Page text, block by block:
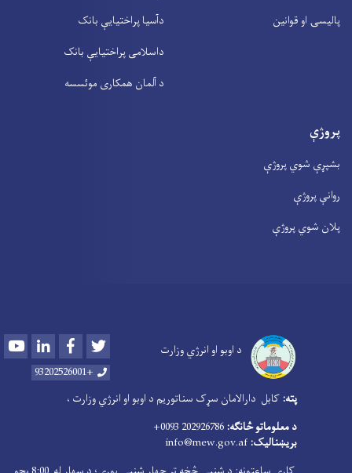
پالیسۍ او قوانین
دآسیا پراختیايې بانک
داسلامی پراختیايې بانک
د آلمان همکاری موئسسه
پروژې
بشپړې شوي پروژې
روانې پروژې
پلان شوي پروژې
د اوبو او انرژي وزارت YoutubeLinkedInFacebook
+93202526001
پته: کابل دارالامان سړک سناتوریم د اوبو او انرژي وزارت ،
د معلوماتو څانګه: 202926786 0093+
بریښنالیک: info@mew.gov.af